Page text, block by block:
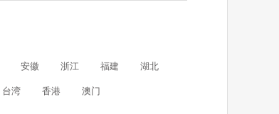
安徽 浙江 福建 湖北
台湾 香港 澳门